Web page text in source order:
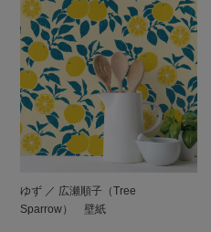
ゆず ／ 広瀬順子（Tree
Sparrow） 壁紙